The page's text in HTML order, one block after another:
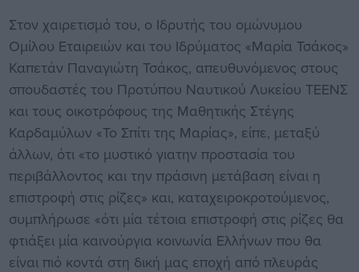
Στον χαιρετισμό του, ο Ιδρυτής του ομώνυμου
Ομίλου Εταιρειών και του Ιδρύματος «Μαρία Τσάκος»
Καπετάν Παναγιώτη Τσάκος, απευθυνόμενος στους
σπουδαστές του Προτύπου Ναυτικού Λυκείου ΤΕΕΝΣ
και τους οικοτρόφους της Μαθητικής Στέγης
Καρδαμύλων «Το Σπίτι της Μαρίας», είπε, μεταξύ
άλλων, ότι «το μυστικό γιατην προστασία του
περιβάλλοντος και την πράσινη μετάβαση είναι η
επιστροφή στις ρίζες» και, καταχειροκροτούμενος,
συμπλήρωσε «ότι μία τέτοια επιστροφή στις ρίζες θα
φτιάξει μία καινούργια κοινωνία Ελλήνων που θα
είναι πιό κοντά στη δική μας εποχή από πλευράς